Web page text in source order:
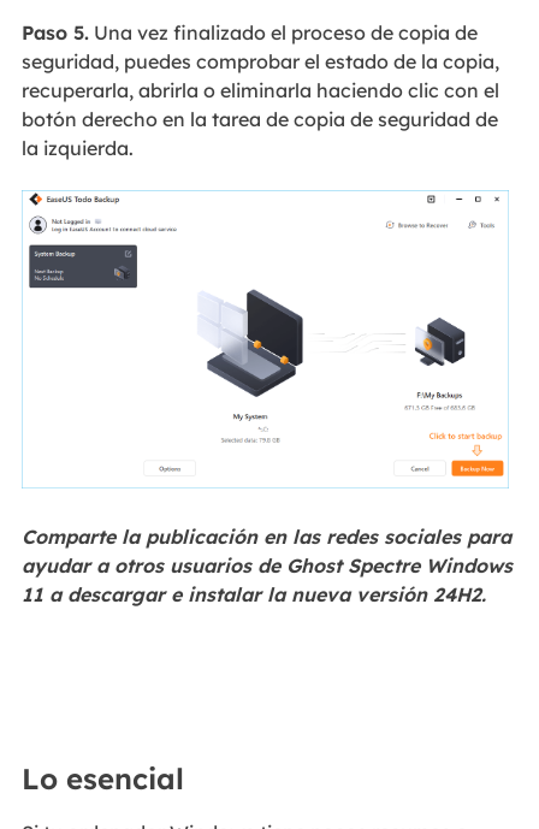
Paso 5.Una vez finalizado el proceso de copia de
seguridad, puedes comprobar el estado de la copia,
recuperarla, abrirla o eliminarla haciendo clic con el
botón derecho en la tarea de copia de seguridad de
la izquierda.
Comparte la publicación en las redes sociales para
ayudar a otros usuarios de Ghost Spectre Windows
11 a descargar e instalar la nueva versión 24H2.
Lo esencial